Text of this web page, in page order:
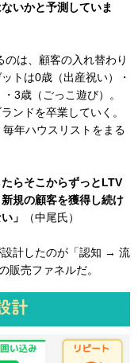
いかと予測していま
は、顧客の入れ替わり
トは0歳（出産祝い）・
3歳（ごっこ遊び）。
ンドを卒業していく。
年ハウスリストをまる
らそこからずっとLTV
規の顧客を獲得し続け
」
（中尾氏）
設計したのが「認知 → 流
売ファネルだ。